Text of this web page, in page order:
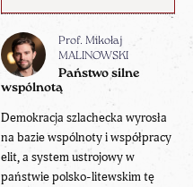
Prof. Mikołaj
MALINOWSKI
Państwo silne
wspólnotą
Demokracja szlachecka wyrosła
na bazie wspólnoty i współpracy
elit, a system ustrojowy w
państwie polsko-litewskim tę